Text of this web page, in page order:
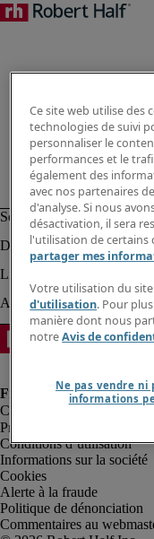
Protection des données
Conditions d’utilisation
Informations sur la société
Cookies
Alerte à la fraude
Politique de dénonciation
Commentaires au
Ce site web utilise des
technologies de suivi
personnaliser le
performances et le
également des
avec nos partenaires
d'analyse. Si nous
désactivation, il sera
l'utilisation de certains
partager mes
Votre utilisation du
d'utilisation. Pour
manière dont nous
notreAvis de
Ne pas vendre ni
informations